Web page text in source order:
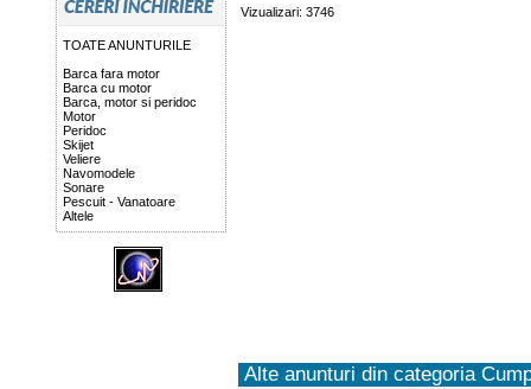
TOATE ANUNTURILE
Barca fara motor
Barca cu motor
Barca, motor si peridoc
Motor
Peridoc
Skijet
Veliere
Navomodele
Sonare
Pescuit - Vanatoare
Altele
Vizualizari: 3746
Alte anunturi din categoria